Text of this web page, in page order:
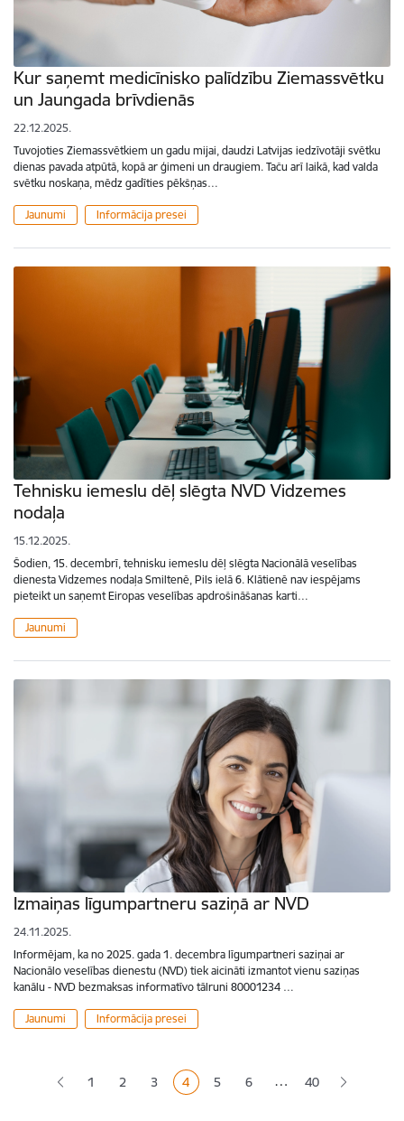
Kur saņemt medicīnisko palīdzību Ziemassvētku
un Jaungada brīvdienās
22.12.2025.
Tuvojoties Ziemassvētkiem un gadu mijai, daudzi Latvijas iedzīvotāji svētku
dienas pavada atpūtā, kopā ar ģimeni un draugiem. Taču arī laikā, kad valda
svētku noskaņa, mēdz gadīties pēkšņas…
Jaunumi Informācija presei
Tehnisku iemeslu dēļ slēgta NVD Vidzemes
nodaļa
15.12.2025.
Šodien, 15. decembrī, tehnisku iemeslu dēļ slēgta Nacionālā veselības
dienesta Vidzemes nodaļa Smiltenē, Pils ielā 6. Klātienē nav iespējams
pieteikt un saņemt Eiropas veselības apdrošināšanas karti…
Jaunumi
Izmaiņas līgumpartneru saziņā ar NVD
24.11.2025.
Informējam, ka no 2025. gada 1. decembra līgumpartneri saziņai ar
Nacionālo veselības dienestu (NVD) tiek aicināti izmantot vienu saziņas
kanālu - NVD bezmaksas informatīvo tālruni 80001234 …
Jaunumi Informācija presei
Lapa
1 Lapa
2 Lapa
3 Pašreizējā lapa
4 Lapa
5 Lapa
6 … 40